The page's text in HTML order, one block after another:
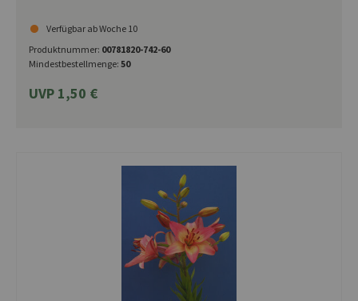
Verfügbar ab Woche 10
Produktnummer: 00781820-742-60
Mindestbestellmenge: 50
UVP 1,50 €